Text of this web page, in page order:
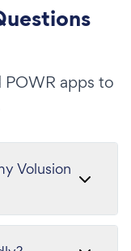
apps to
Volusion